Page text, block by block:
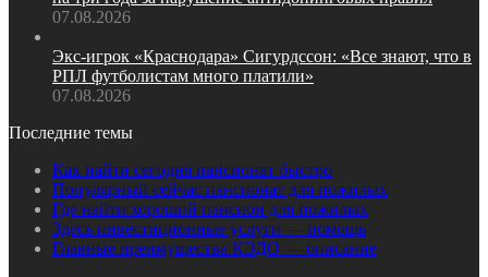
07.08.2026
Экс‑игрок «Краснодара» Сигурдссон: «Все знают, что в
РПЛ футболистам много платили»
07.08.2026
Последние темы
Как найти сегодня пансионат быстро
Популярный сейчас пансионат для пожилых
Где найти хороший пансион для пожилых
Здесь инвестиционные услуги — помощь
Главные преимущества КЭДО — описание